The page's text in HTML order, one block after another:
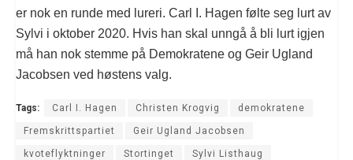
er nok en runde med lureri. Carl I. Hagen følte seg lurt av
Sylvi i oktober 2020. Hvis han skal unngå å bli lurt igjen
må han nok stemme på Demokratene og Geir Ugland
Jacobsen ved høstens valg.
Tags: Carl I. Hagen Christen Krogvig demokratene
Fremskrittspartiet Geir Ugland Jacobsen
kvoteflyktninger Stortinget Sylvi Listhaug